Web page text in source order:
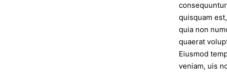
quisquam
quia non
quaerat
Eiusmod
veniam, uis